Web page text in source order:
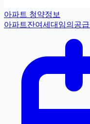
아파트 청약정보
아파트잔여세대 임의공급